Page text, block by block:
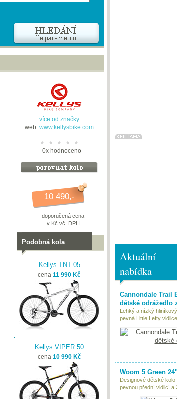
více od značky
web: www.kellysbike.com
0xhodnoceno
10 490,-
doporučená cena
v Kč vč. DPH
Podobná kola
Kellys TNT 05
cena 11 990 Kč
Kellys VIPER 50
cena 10 990 Kč
Aktuální
nabídka
Cannondale Trail
dětské odrážedlo
Lehký a nízký
pevná Little Lefty
Woom 5 Green
Designové dětské
pevnou přední vidlicí a